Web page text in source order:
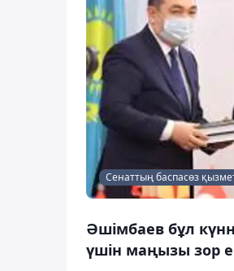
Сенаттың баспасөз
Әшімбаев бұл
үшін маңызы зор